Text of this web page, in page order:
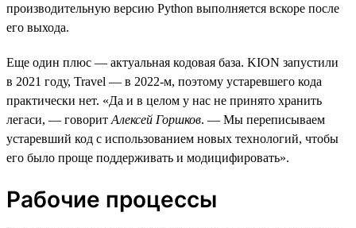
производительную версию Python выполняется вскоре после
его выхода.
Еще один плюс — актуальная кодовая база. KION запустили
в 2021 году, Travel — в 2022-м, поэтому устаревшего кода
практически нет. «Да и в целом у нас не принято хранить
легаси, — говорит Алексей Горшков. — Мы переписываем
устаревший код с использованием новых технологий, чтобы
его было проще поддерживать и модицифировать».
Рабочие процессы